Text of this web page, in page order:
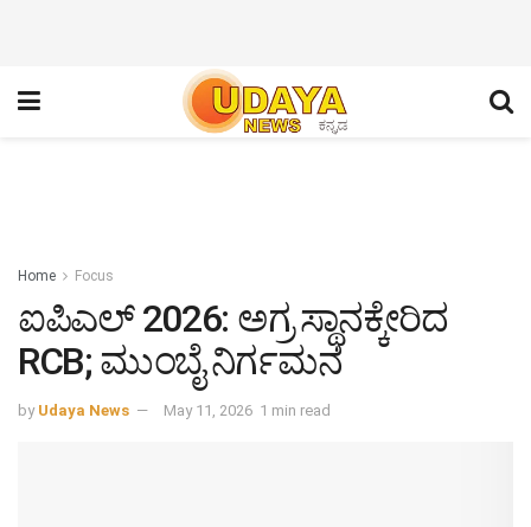
Home Focus
ಐಪಿಎಲ್ 2026: ಅಗ್ರ ಸ್ಥಾನಕ್ಕೇರಿದ
RCB; ಮುಂಬೈ ನಿರ್ಗಮನ
by Udaya News May 11, 2026 1 min read